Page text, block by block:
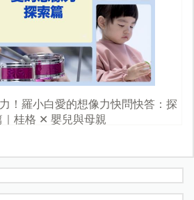
！羅小白愛的想像力快問快答：探
｜桂格 ✕ 嬰兒與母親